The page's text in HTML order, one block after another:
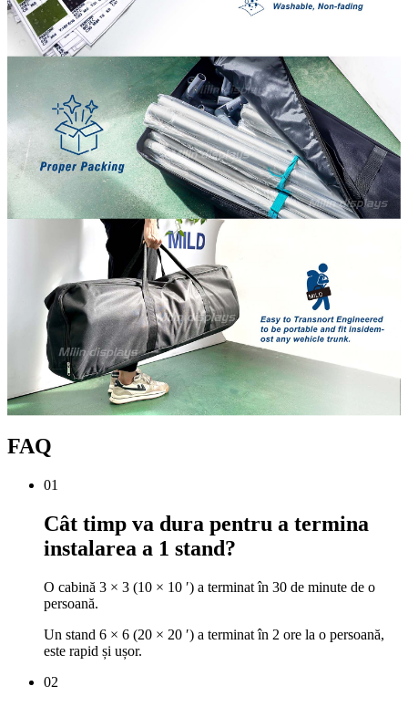
FAQ
01
Cât timp va dura pentru a termina
instalarea a 1 stand?
O cabină 3 × 3 (10 × 10 ′) a terminat în 30 de minute de o
persoană.
Un stand 6 × 6 (20 × 20 ′) a terminat în 2 ore la o persoană,
este rapid și ușor.
02